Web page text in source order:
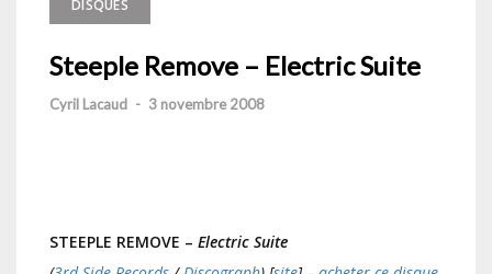
DISQUES
Steeple Remove – Electric Suite
Cyril Lacaud - 3 novembre 2008
STEEPLE REMOVE – Electric Suite